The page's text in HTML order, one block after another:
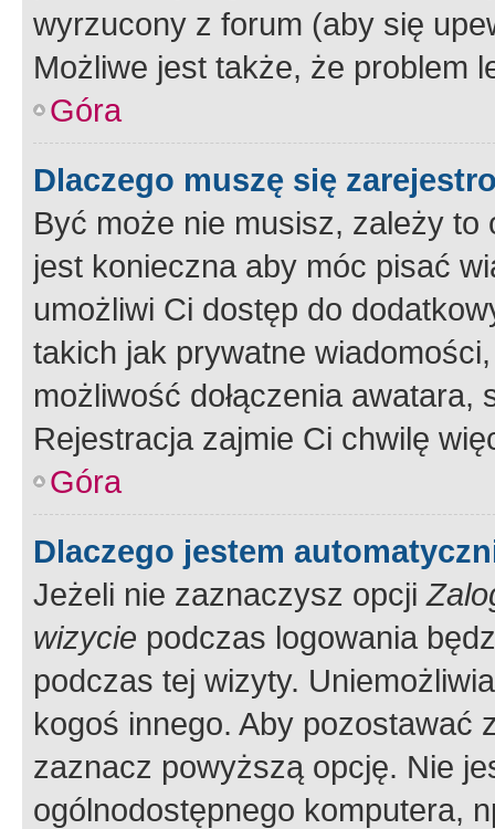
wyrzucony z forum (aby się
Możliwe jest także, że problem
Góra
Dlaczego muszę się
Być może nie musisz, zależy
jest konieczna aby móc pisać
umożliwi Ci dostęp do
takich jak prywatne
możliwość dołączenia
Rejestracja zajmie Ci chwilę
Góra
Dlaczego jestem
Jeżeli nie zaznaczysz opcji
wizycie podczas logowania
podczas tej wizyty.
kogoś innego. Aby pozostawać
zaznacz powyższą opcję. Nie
ogólnodostępnego komputera,